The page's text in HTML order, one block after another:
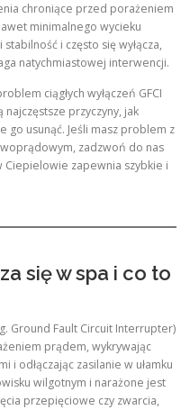
chroniące przed porażeniem
minimalnego wycieku
stabilność i często się wyłącza,
natychmiastowej interwencji.
ciągłych wyłączeń GFCI
przyczyny, jak
go usunąć. Jeśli masz problem z
zadzwoń do nas
Ciepielowie zapewnia szybkie i
się w spa i co to
Ground Fault Circuit Interrupter)
prądem, wykrywając
odłączając zasilanie w ułamku
wilgotnym i narażone jest
przepięciowe czy zwarcia,